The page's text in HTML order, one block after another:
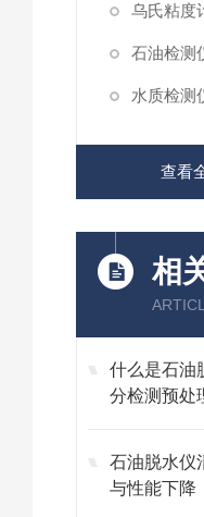
乌氏粘度
石油检测
水质检测
查看
相
什么是石油
分检测预处
石油脱水仪
与性能下降